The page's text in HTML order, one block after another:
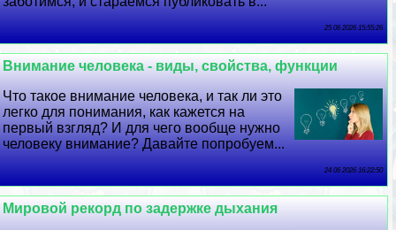
25 06 2026 15:55:26
Внимание человека - виды, свойства, функции
Что такое внимание человека, и так ли это
легко для понимания, как кажется на
первый взгляд? И для чего вообще нужно
человеку внимание? Давайте попробуем...
24 06 2026 16:22:50
Мировой рекорд по задержке дыхания